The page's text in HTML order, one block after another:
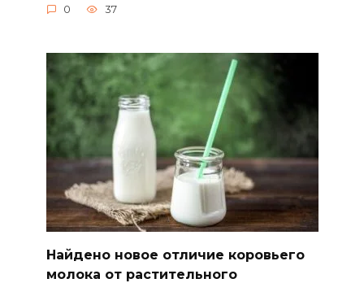
0 37
Найдено новое отличие коровьего
молока от растительного